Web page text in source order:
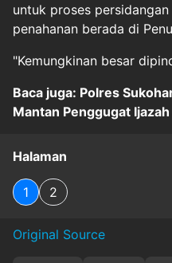
untuk proses
penahanan berada di
"Kemungkinan besar
Baca juga: Polres
Mantan Penggugat
Halaman
1 2
Original Source